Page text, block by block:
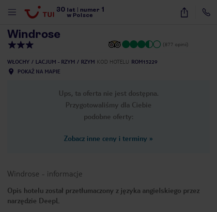
30 lat numer 1
w Polsce
35
Windrose
(877 opinii)
WŁOCHY LACJUM - RZYM RZYM KOD HOTELU ROM15229
POKAŻ NA MAPIE
Ups, ta oferta nie jest dostępna.
Przygotowaliśmy dla Ciebie
podobne oferty:
Zobacz inne ceny i terminy »
Windrose - informacje
Opis hotelu został przetłumaczony z języka angielskiego przez
narzędzie DeepL